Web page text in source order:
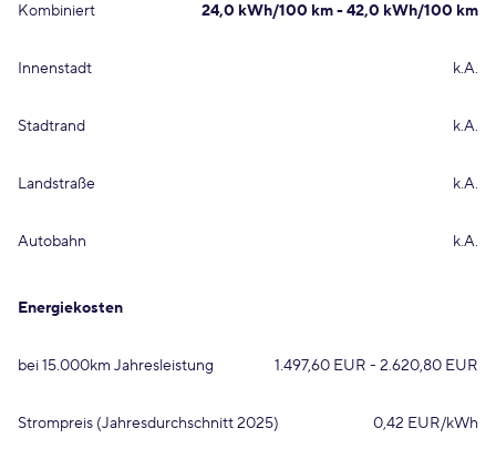
Kombiniert 24,0 kWh/100 km - 42,0 kWh/100 km
Innenstadt k.A.
Stadtrand k.A.
Landstraße k.A.
Autobahn k.A.
Energiekosten
bei 15.000km Jahresleistung 1.497,60 EUR - 2.620,80 EUR
Strompreis (Jahresdurchschnitt 2025) 0,42 EUR/kWh